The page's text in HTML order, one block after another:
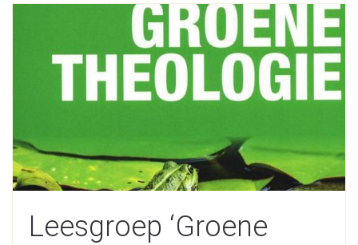
Leesgroep ‘Groene